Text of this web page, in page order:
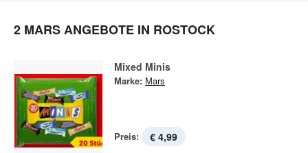
2 MARS ANGEBOTE IN ROSTOCK
Mixed Minis
Marke: Mars
Preis: € 4,99